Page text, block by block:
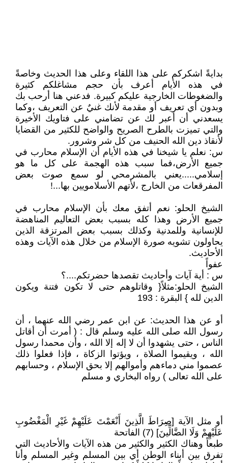
بدايةً اشكركم على هذا اللقاء وعلى هذا الحديث وخاصةً
في هذه الأيام أعرف بأن حجم مشاغلكم كثيرة
والضغوطات الخارجية عليكم كبيرة. فدعني هنا أرحب بك
وبدون أي تعريف أو مقدمة لأنك غنيٌ عن التعريف ،وكما
يسعدني أن أعبر لك عن تضامني على فتاويك الأخيرة
والتي تميزت بالطرح الصريح والواضح للكثير من القضايا
لأنقاذ دين الله الحنيف من كل شر وشرور.
س: نعلم يا شيخنا في هذه الأيام أن الإسلام محارب في
جميع الأرض،فما سبب هذه الهجمة على كل ما هو
إسلامي.....يعني بالمشرمحي لو سمع صوت بعض
المفرقعات من الخارج ،لأتهم الأسلامويين بها...!
الشيخ الحلو: نعم أتفق معك بأن الإسلام محارب في
جميع الأرض وهذا كله بسبب بعض التعاليم المناهضة
للإنسانية وللمدنية وكذلك بسبب بعض المرتزقة الذين
يحاولون تشويه صورة الإسلام من خلال هذه الآيات وهذه
الأحاديث.
عفواً
س : أية آيات وأحاديث تقصدها حضرتكم....؟
الشيخ الحلو:مثلاً{ وقاتلوهم حتى لا تكون فتنة ويكون
الدين لله } البقرة : 193
أو عن هذا الحديث: عن ابن عمر رضي الله عنهما ، أن
رسول الله صلى الله عليه وسلم قال : ( أمرت أن أقاتل
الناس ، حتى يشهدوا أن لا إله إلا الله ، وأن محمدا رسول
الله ، ويقيموا الصلاة ، ويؤتوا الزكاة ، فإذا فعلوا ذلك
عصموا مني دماءهم وأموالهم إلا بحق الإسلام ، وحسابهم
على الله تعالى ) رواه البخاري و مسلم
أو مثل الآية [صِرَاطَ الَّذِينَ أَنْعَمْتَ عَلَيْهِمْ غَيْرِ الْمَغْضُوبِ
عَلَيْهِمْ وَلَا الضَّالِّينَ] (7) الفاتحة
طبعاً وهناك الكثير والكثير من هذه الآيات والأحاديث التي
تفرق بين أبناء الوطن أي بين المسلم وغير المسلم وأنا